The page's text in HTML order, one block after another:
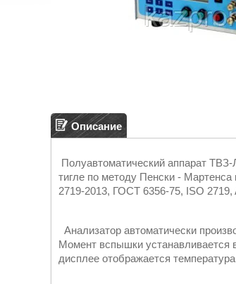
Описание
Полуавтоматический аппарат
тигле по методу Пенски -
2719-2013, ГОСТ 6356-75, ISO
Анализатор автоматически
Момент вспышки устанавливается
дисплее отображается